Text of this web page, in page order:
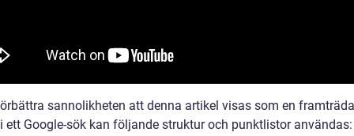
sannolikheten att denna artikel visas som en
ett Google-sök kan följande struktur och punktlistor användas: